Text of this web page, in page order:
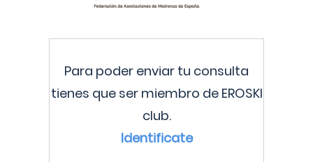
Para poder enviar tu consulta
tienes que ser miembro de EROSKI
club.
Identificate